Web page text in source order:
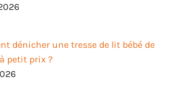
dénicher une tresse de lit bébé de
petit prix ?